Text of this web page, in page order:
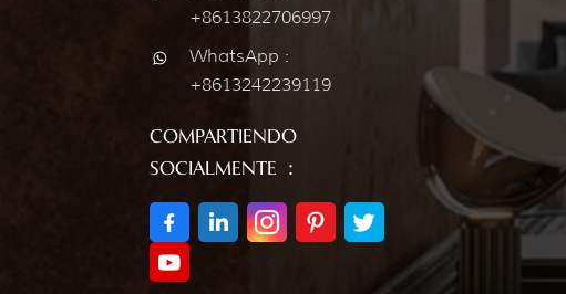
+8613822706997
WhatsApp :
+8613242239119
COMPARTIENDO
SOCIALMENTE ：